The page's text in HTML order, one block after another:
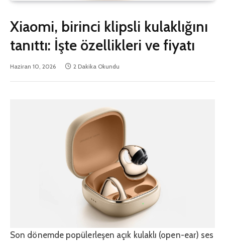
Xiaomi, birinci klipsli kulaklığını
tanıttı: İşte özellikleri ve fiyatı
Haziran 10, 2026 2 Dakika Okundu
Son dönemde popülerleşen açık kulaklı (open-ear) ses